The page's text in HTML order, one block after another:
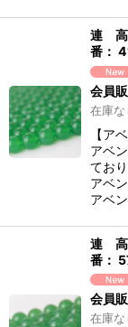
連
番：
会員
在庫な
【ア
アベ
てお
アベ
アベ
連
番：
会員
在庫な